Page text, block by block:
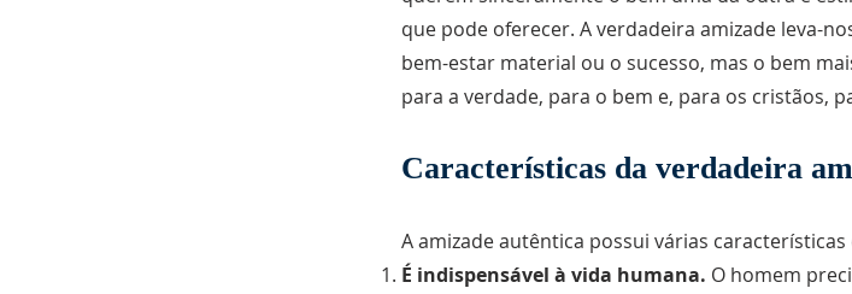
que pode oferecer. A verdadeira amizade leva-
bem-estar material ou o sucesso, mas o bem
para a verdade, para o bem e, para os cristãos,
Características da verdadeira
A amizade autêntica possui várias características
É indispensável à vida humana. O homem